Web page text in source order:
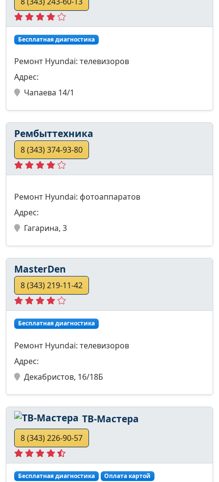
Бесплатная диагностика
Ремонт Hyundai: телевизоров
Адрес:
Чапаева 14/1
Рембыттехника
8 (343) 374-93-80
Ремонт Hyundai: фотоаппаратов
Адрес:
Гагарина, 3
MasterDen
8 (343) 219-11-42
Бесплатная диагностика
Ремонт Hyundai: телевизоров
Адрес:
Декабристов, 16/18Б
ТВ-Мастера
8 (343) 226-90-57
Бесплатная диагностика Оплата картой